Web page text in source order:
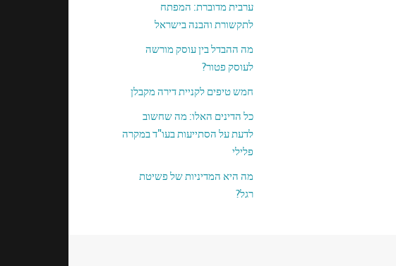
ערבית מדוברת: המפתח
לתקשורת והבנה בישראל
מה ההבדל בין עוסק מורשה
לעוסק פטור?
חמש טיפים לקניית דירה מקבלן
כל הדינים האלו: מה שחשוב
לדעת על הסתייעות בעו"ד במקרה
פלילי
מה היא המדיניות של פשיטת
רגל?